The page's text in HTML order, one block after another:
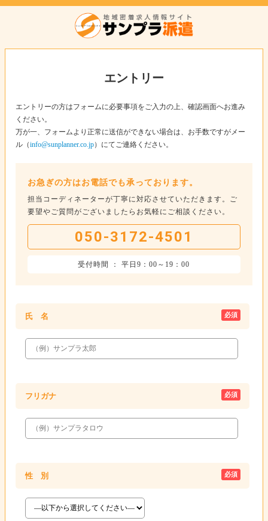
エントリー
エントリーの方はフォームに必要事項をご入力の上、確認画面へお進み
ください。
万が一、フォームより正常に送信ができない場合は、お手数ですがメー
ル（info@sunplanner.co.jp）にてご連絡ください。
お急ぎの方はお電話でも承っております。
担当コーディネーターが丁寧に対応させていただきます。ご
要望やご質問がございましたらお気軽にご相談ください。
050-3172-4501
受付時間 ： 平日9：00～19：00
氏 名 必須
フリガナ 必須
性 別 必須